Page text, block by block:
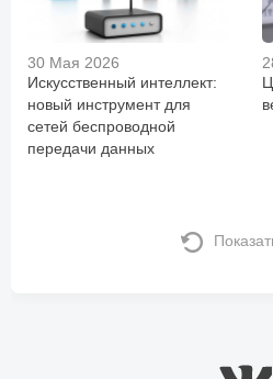
30 Мая 2026
Искусственный интеллект:
новый инструмент для
сетей беспроводной
передачи данных